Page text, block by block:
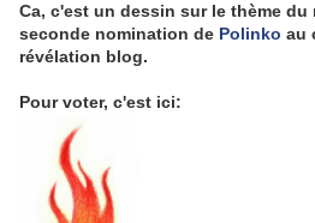
Ca, c'est un dessin sur le thème
seconde nomination de Polinko au
révélation blog.
Pour voter, c'est ici: